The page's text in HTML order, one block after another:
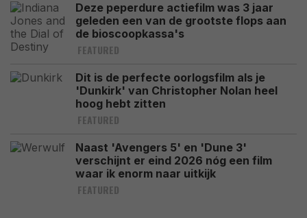
Deze peperdure actiefilm was 3 jaar
geleden een van de grootste flops aan
de bioscoopkassa's
FEATURED
Dit is de perfecte oorlogsfilm als je
'Dunkirk' van Christopher Nolan heel
hoog hebt zitten
FEATURED
Naast 'Avengers 5' en 'Dune 3'
verschijnt er eind 2026 nóg een film
waar ik enorm naar uitkijk
FEATURED